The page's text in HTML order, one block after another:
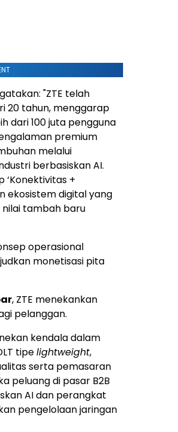
"ZTE telah
20 tahun, menggarap
dari 100 juta pengguna
premium
melalui
berbasiskan AI.
+
ekosistem digital yang
tambah baru
operasional
monetisasi pita
, ZTE menekankan
pelanggan.
kendala dalam
tipelightweight,
serta pemasaran
peluang di pasar B2B
AI dan perangkat
pengelolaan jaringan